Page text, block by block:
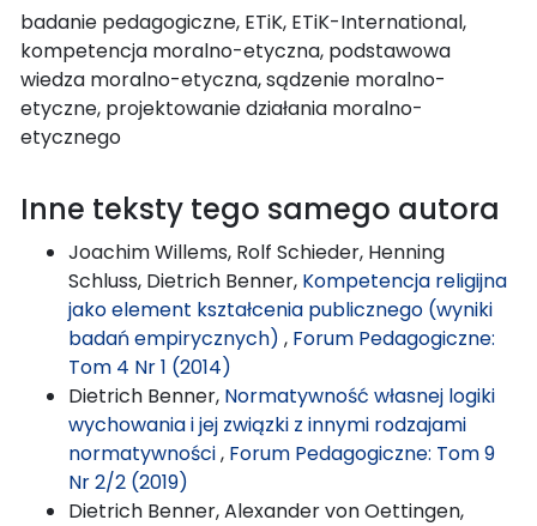
badanie pedagogiczne, ETiK, ETiK-International,
kompetencja moralno-etyczna, podstawowa
wiedza moralno-etyczna, sądzenie moralno-
etyczne, projektowanie działania moralno-
etycznego
Inne teksty tego samego autora
Joachim Willems, Rolf Schieder, Henning
Schluss, Dietrich Benner, Kompetencja religijna
jako element kształcenia publicznego (wyniki
badań empirycznych) , Forum Pedagogiczne:
Tom 4 Nr 1 (2014)
Dietrich Benner, Normatywność własnej logiki
wychowania i jej związki z innymi rodzajami
normatywności, Forum Pedagogiczne: Tom 9
Nr 2/2 (2019)
Dietrich Benner, Alexander von Oettingen,